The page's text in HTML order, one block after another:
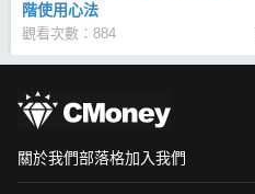
階使用心法
觀看次數：884
關於我們部落格加入我們